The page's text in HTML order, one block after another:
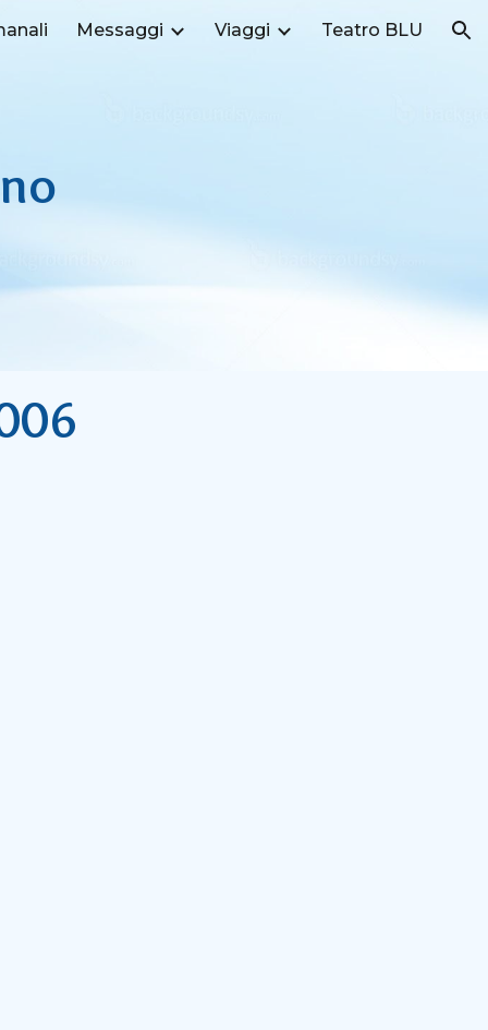
Messaggi Viaggi Teatro BLU